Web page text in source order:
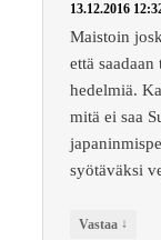
13.12.2016
Maistoin
että
hedelmiä.
mitä ei saa
syötäväksi
Vastaa ↓